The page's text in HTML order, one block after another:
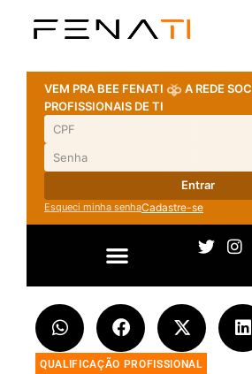
VEM PRA BEE FENATI
A REDE
PROFISSIONAIS DE TI
Entrar
Esqueci minha senhaCadastre-se
QUALIFICAÇÃO PROFISSIONAL